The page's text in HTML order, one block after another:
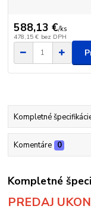
588,13 €/ks
478,15 € bez DPH
Kompletné
Komentáre 0
Kompletné
PREDAJ